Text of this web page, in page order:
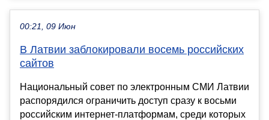
00:21, 09 Июн
В Латвии заблокировали восемь российских
сайтов
Национальный совет по электронным СМИ Латвии
распорядился ограничить доступ сразу к восьми
российским интернет-платформам, среди которых